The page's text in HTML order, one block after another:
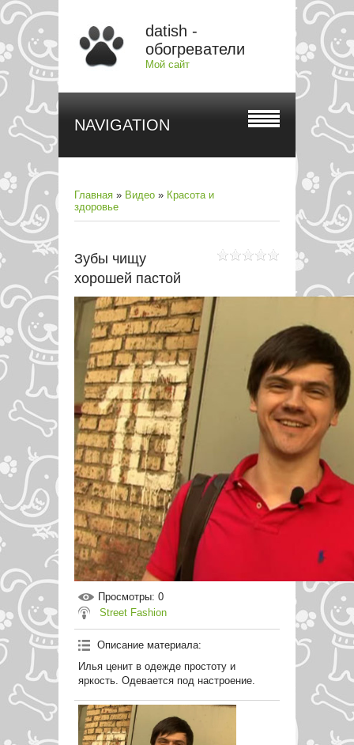
datish -
обогреватели
Мой сайт
NAVIGATION
Главная » Видео » Красота и
здоровье
Зубы чищу
хорошей пастой
Просмотры: 0
Street Fashion
Описание материала:
Илья ценит в одежде простоту и
яркость. Одевается под настроение.